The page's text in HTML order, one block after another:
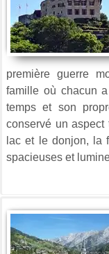
première guerre
famille où chacun
temps et son
conservé un
lac et le donjon, la
spacieuses et